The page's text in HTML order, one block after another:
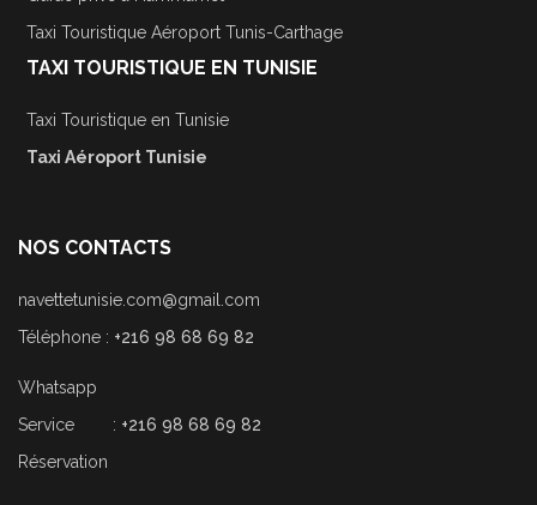
Taxi Touristique Aéroport Tunis-Carthage
TAXI TOURISTIQUE EN TUNISIE
Taxi Touristique en Tunisie
Taxi Aéroport Tunisie
NOS CONTACTS
navettetunisie.com@gmail.com
Téléphone : +216 98 68 69 82
Whatsapp
Service : +216 98 68 69 82
Réservation